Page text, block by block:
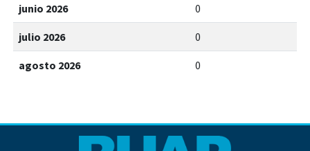
junio 2026 0
julio 2026 0
agosto 2026 0